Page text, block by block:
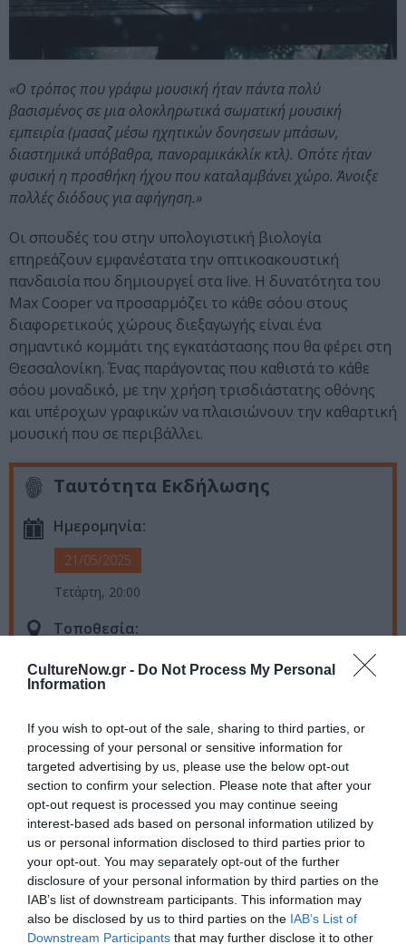
CultureNow.gr - Do Not Process My Personal
Information
If you wish to opt-out of the sale, sharing to third parties, or
processing of your personal or sensitive information for
targeted advertising by us, please use the below opt-out
section to confirm your selection. Please note that after your
opt-out request is processed you may continue seeing
interest-based ads based on personal information utilized by
us or personal information disclosed to third parties prior to
your opt-out. You may separately opt-out of the further
disclosure of your personal information by third parties on the
IAB’s list of downstream participants. This information may
also be disclosed by us to third parties on the IAB’s List of
Downstream Participants that may further disclose it to other
«Ο τρόπος που γράφω μουσική ήταν πάντα πολύ
βασισμένος σε μια ολοκληρωτικά σωματική μουσική
εμπειρία (μασαζ μέσω ηχητικών δονησεων μπάσων,
διαστημικά υπόβαθρα, πανοραμικάκλίκ κτλ). Οπότε ήταν
φυσική η προσθήκη ήχου που καταλαμβάνει χώρο. Άνοιξε
πολλές διόδους για αφήγηση.»
Οι σπουδές του στην υπολογιστική βιολογία
επηρεάζουν εμφανέστατα την οπτικοακουστική
πανδαισία που δημιουργεί στα live. Η δυνατότητα του
Max Cooper να προσαρμόζει το κάθε σόου στους
διαφορετικούς χώρους διεξαγωγής είναι ένα
σημαντικό κομμάτι της εγκατάστασης που θα φέρει στη
Θεσσαλονίκη. Ένας παράγοντας που καθιστά το κάθε
σόου μοναδικό, με την χρήση τρισδιάστατης οθόνης
και υπέροχων γραφικών να πλαισιώνουν την καθαρτική
μουσική που σε περιβάλλει.
Ταυτότητα Εκδήλωσης
Ημερομηνία:
21/05/2025
Τετάρτη, 20:00
Τοποθεσία:
Μέγαρο Μουσικής Θεσσαλονίκης, 25ης Μαρτίου και
Παραλία, Θεσσαλονίκη
Eισιτήρια:
από 23€
Πληροφορίες / Κρατήσεις:
Τηλ.: 2310 895 800 |tch.gr
Ακολουθήστε το Culturenow.gr στο Google News
μάθετε πρώτοι όλες τις ειδήσεις